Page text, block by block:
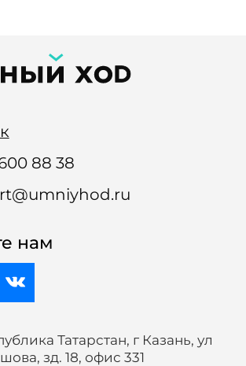
88 38
нам
Татарстан, г Казань, ул
зд. 18, офис 331